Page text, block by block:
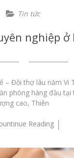
Tin tức
nghiệp
Đội thợ lâu năm Vi
phòng hàng đầu
cao, Thiên
Reading